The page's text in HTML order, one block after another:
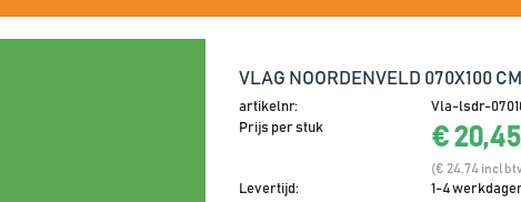
VLAG NOORDENVELD 070X100 CM
artikelnr:
Vla-lsdr-
Prijs per stuk
€ 20,45
(€ 24,74 incl
Levertijd:
1-4